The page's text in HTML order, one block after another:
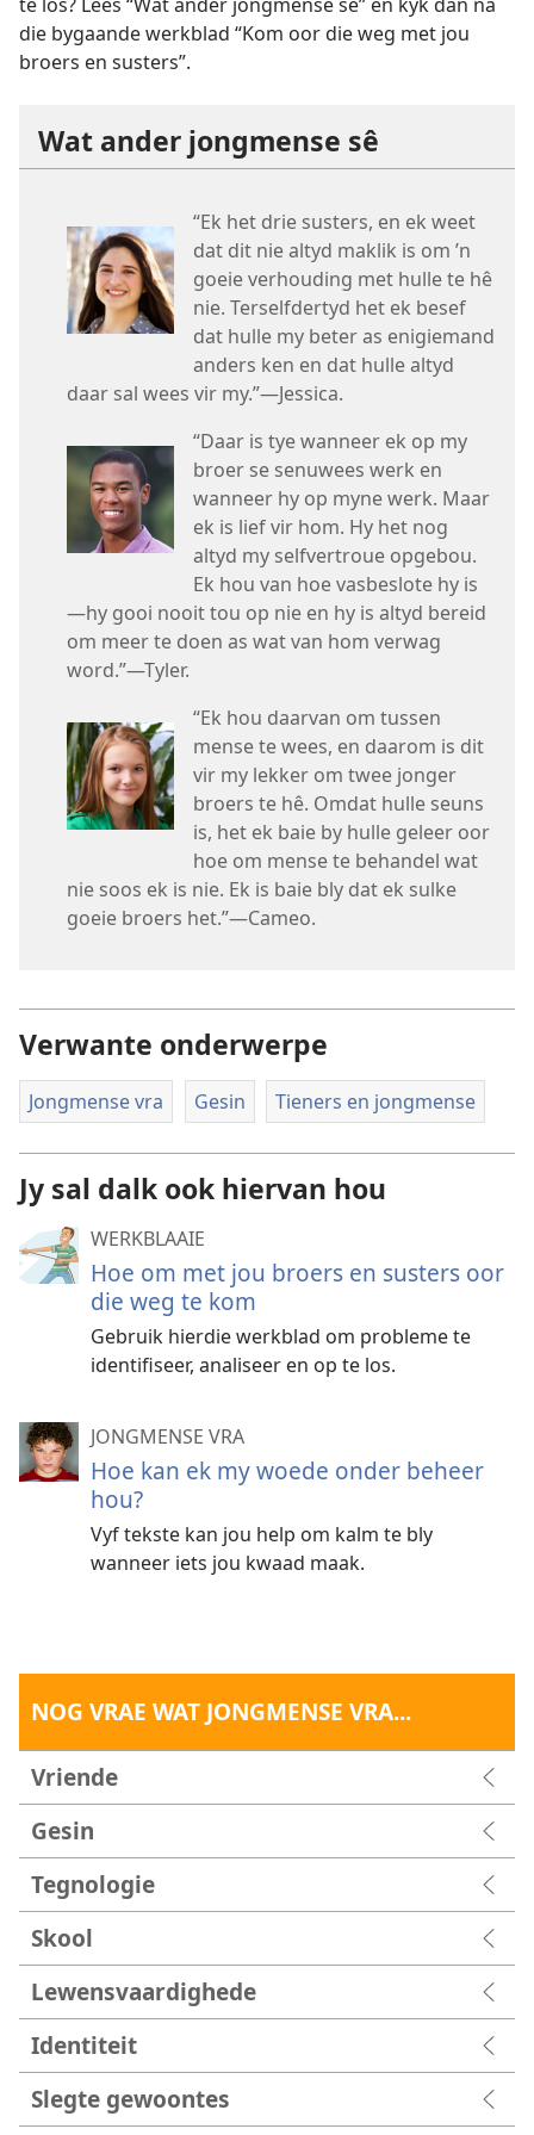
te los? Lees “Wat ander jongmense sê” en kyk dan na
die bygaande werkblad “Kom oor die weg met jou
broers en susters”.
Wat ander jongmense sê
“Ek het drie susters, en ek weet
dat dit nie altyd maklik is om ’n
goeie verhouding met hulle te hê
nie. Terselfdertyd het ek besef
dat hulle my beter as enigiemand
anders ken en dat hulle altyd
daar sal wees vir my.”—Jessica.
“Daar is tye wanneer ek op my
broer se senuwees werk en
wanneer hy op myne werk. Maar
ek is lief vir hom. Hy het nog
altyd my selfvertroue opgebou.
Ek hou van hoe vasbeslote hy is
—hy gooi nooit tou op nie en hy is altyd bereid
om meer te doen as wat van hom verwag
word.”—Tyler.
“Ek hou daarvan om tussen
mense te wees, en daarom is dit
vir my lekker om twee jonger
broers te hê. Omdat hulle seuns
is, het ek baie by hulle geleer oor
hoe om mense te behandel wat
nie soos ek is nie. Ek is baie bly dat ek sulke
goeie broers het.”—Cameo.
Verwante onderwerpe
Jongmense vra Gesin Tieners en jongmense
Jy sal dalk ook hiervan hou
WERKBLAAIE
Hoe om met jou broers en susters oor
die weg te kom
Gebruik hierdie werkblad om probleme te
identifiseer, analiseer en op te los.
JONGMENSE VRA
Hoe kan ek my woede onder beheer
hou?
Vyf tekste kan jou help om kalm te bly
wanneer iets jou kwaad maak.
NOG VRAE WAT JONGMENSE VRA...
Vriende
Gesin
Tegnologie
Skool
Lewensvaardighede
Identiteit
Slegte gewoontes